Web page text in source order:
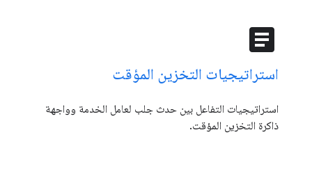
article
استراتيجيات التخزين المؤقت
استراتيجيات التفاعل بين حدث جلب لعامل الخدمة وواجهة
ذاكرة التخزين المؤقت.